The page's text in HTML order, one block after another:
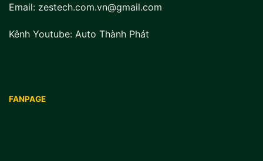
Email: zestech.com.vn@gmail.com
Kênh Youtube: Auto Thành Phát
FANPAGE